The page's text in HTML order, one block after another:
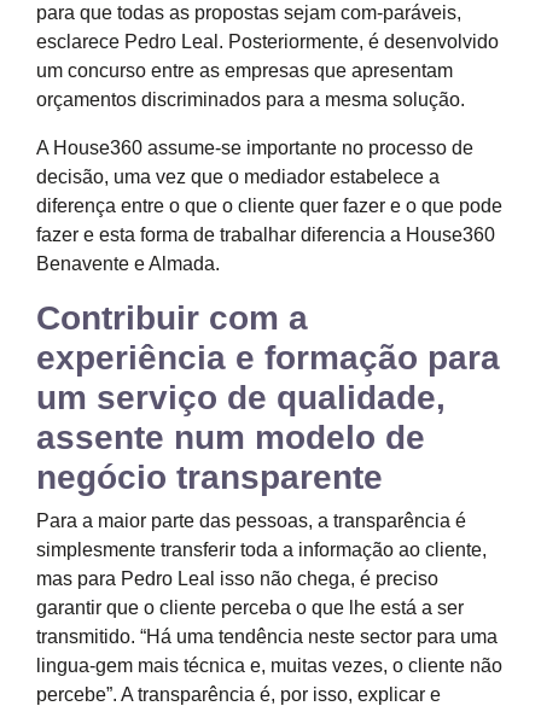
para que todas as propostas sejam com-paráveis,
esclarece Pedro Leal. Posteriormente, é desenvolvido
um concurso entre as empresas que apresentam
orçamentos discriminados para a mesma solução.
A House360 assume-se importante no processo de
decisão, uma vez que o mediador estabelece a
diferença entre o que o cliente quer fazer e o que pode
fazer e esta forma de trabalhar diferencia a House360
Benavente e Almada.
Contribuir com a
experiência e formação para
um serviço de qualidade,
assente num modelo de
negócio transparente
Para a maior parte das pessoas, a transparência é
simplesmente transferir toda a informação ao cliente,
mas para Pedro Leal isso não chega, é preciso
garantir que o cliente perceba o que lhe está a ser
transmitido. “Há uma tendência neste sector para uma
lingua-gem mais técnica e, muitas vezes, o cliente não
percebe”. A transparência é, por isso, explicar e